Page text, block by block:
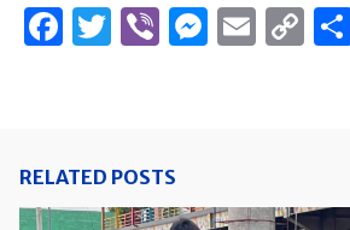
Facebook
Twitter
Viber
RELATED POSTS